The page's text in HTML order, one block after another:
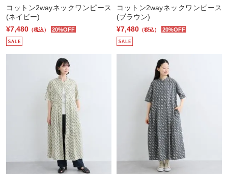
コットン2wayネックワンピース
(ネイビー)
¥7,480 （税込） 20%OFF
コットン2wayネックワンピース
(ブラウン)
¥7,480 （税込） 20%OFF